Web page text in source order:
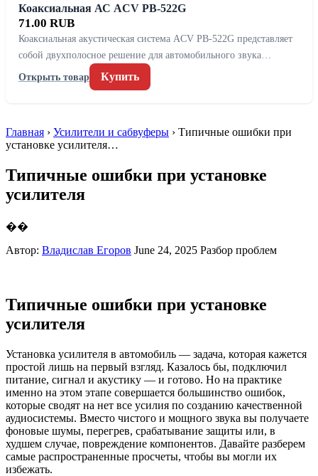
Коаксиальная АС ACV PB-522G
71.00 RUB
Коаксиальная акустическая система ACV PB-522G представляет
собой двухполосное решение для автомобильного звука…
Открыть товар
Купить
Главная › Усилители и сабвуферы › Типичные ошибки при
установке усилителя…
Типичные ошибки при установке
усилителя
��
Автор: Владислав Егоров June 24, 2025 Разбор проблем
Типичные ошибки при установке
усилителя
Установка усилителя в автомобиль — задача, которая кажется
простой лишь на первый взгляд. Казалось бы, подключил
питание, сигнал и акустику — и готово. Но на практике
именно на этом этапе совершается большинство ошибок,
которые сводят на нет все усилия по созданию качественной
аудиосистемы. Вместо чистого и мощного звука вы получаете
фоновые шумы, перегрев, срабатывание защиты или, в
худшем случае, повреждение компонентов. Давайте разберем
самые распространенные просчеты, чтобы вы могли их
избежать.